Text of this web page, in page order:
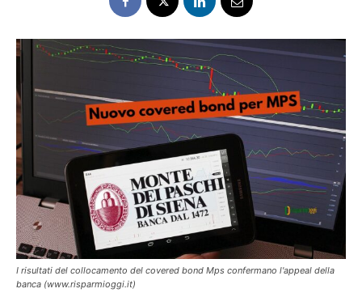
I risultati del collocamento del covered bond Mps confermano l'appeal della
banca (www.risparmioggi.it)